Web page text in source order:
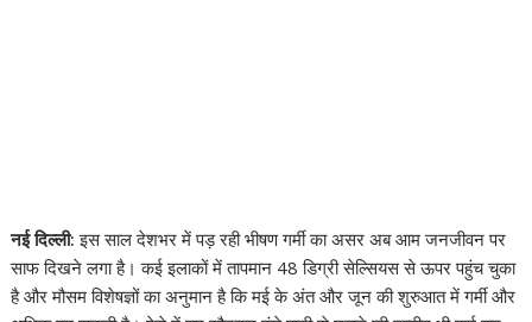
नई दिल्ली: इस साल देशभर में पड़ रही भीषण गर्मी का असर अब आम जनजीवन पर
साफ दिखने लगा है। कई इलाकों में तापमान 48 डिग्री सेल्सियस से ऊपर पहुंच चुका
है और मौसम विशेषज्ञों का अनुमान है कि मई के अंत और जून की शुरुआत में गर्मी और